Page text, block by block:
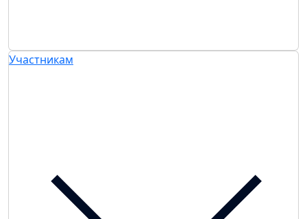
Участникам